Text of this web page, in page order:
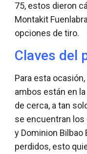
75, estos dieron
Montakit
opciones de tiro.
Claves del
Para esta
ambos están en
de cerca, a tan
se encuentran
y Dominion Bilbao
perdidos, esto